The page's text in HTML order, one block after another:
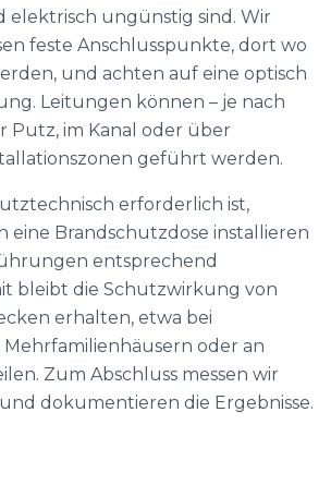
elektrisch ungünstig sind. Wir
feste Anschlusspunkte, dort wo
und achten auf eine optisch
Leitungen können – je nach
Putz, im Kanal oder über
geführt werden.
erforderlich ist,
eine Brandschutzdose installieren
entsprechend
bleibt die Schutzwirkung von
erhalten, etwa bei
oder an
Zum Abschluss messen wir
dokumentieren die Ergebnisse.